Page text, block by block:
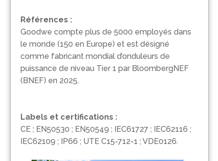
Références :
Goodwe compte plus de 5000 employés dans
le monde (150 en Europe) et est désigné
comme fabricant mondial d’onduleurs de
puissance de niveau Tier 1 par BloombergNEF
(BNEF) en 2025.
Labels et certifications :
CE ; EN50530 ; EN50549 ; IEC61727 ; IEC62116 ;
IEC62109 ; IP66 ; UTE C15-712-1 ; VDE0126.